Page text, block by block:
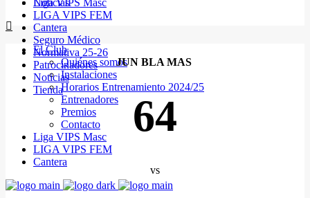
Noticias
El Club
Quiénes somos
Instalaciones
Horarios Entrenamiento 2024/25
Entrenadores
Premios
Contacto
Liga VIPS Masc
LIGA VIPS FEM
Cantera
Liga VIPS Masc
LIGA VIPS FEM
Cantera
Seguro Médico
Normativa 25-26
Patrocinadores
Noticias
Tienda
JUN BLA MAS
64
vs